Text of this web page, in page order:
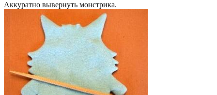
Аккуратно вывернуть монстрика.